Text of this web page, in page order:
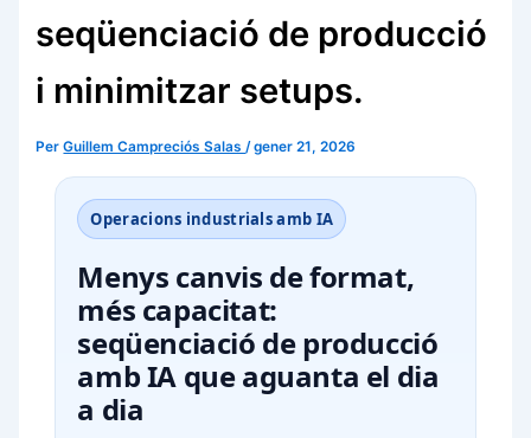
seqüenciació de producció
i minimitzar setups.
Per Guillem Campreciós Salas/gener 21, 2026
Operacions industrials amb IA
Menys canvis de format,
més capacitat:
seqüenciació de producció
amb IA que aguanta el dia
a dia